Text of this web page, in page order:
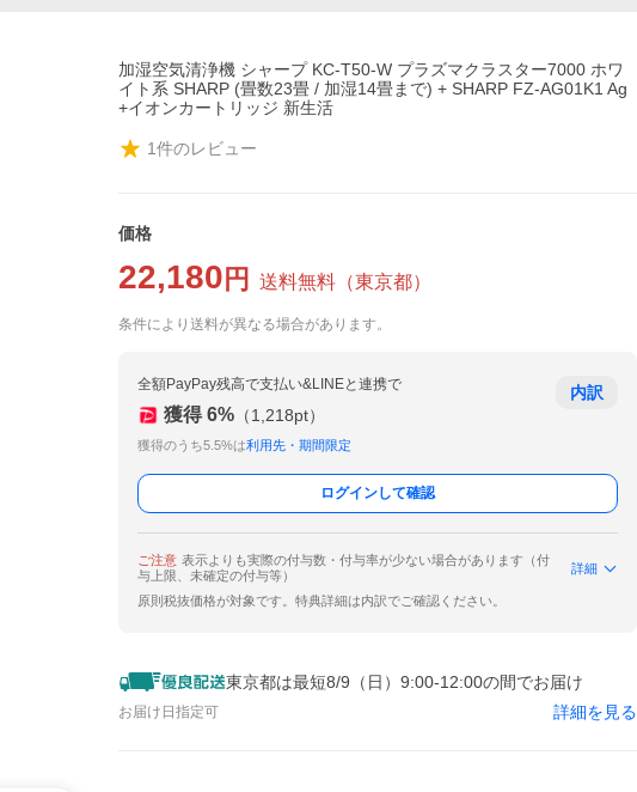
加湿空気清浄機 シャープ KC-T50-W プラズマクラスター7000 ホワ
イト系 SHARP (畳数23畳 / 加湿14畳まで) + SHARP FZ-AG01K1 Ag
+イオンカートリッジ 新生活
1件のレビュー
価格
22,180 円 送料無料 （東京都）
条件により送料が異なる場合があります。
全額PayPay残高で支払い&LINEと連携で
獲得 6% （1,218pt）
獲得のうち5.5%は利用先・期間限定
内訳
ログインして確認
ご注意 表示よりも実際の付与数・付与率が少ない場合があります（付
与上限、未確定の付与等）
詳細
原則税抜価格が対象です。特典詳細は内訳でご確認ください。
東京都は最短8/9（日）9:00-12:00の間でお届け
お届け日指定可 詳細を見る